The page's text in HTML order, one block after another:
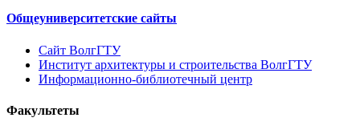
Общеуниверситетские сайты
Сайт ВолгГТУ
Институт архитектуры и строительства ВолгГТУ
Информационно-библиотечный центр
Факультеты